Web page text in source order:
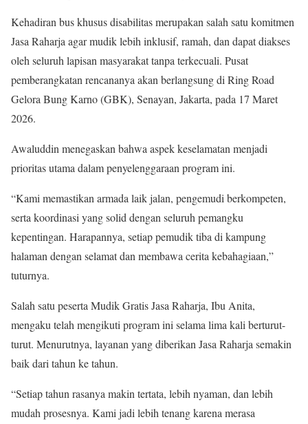
Kehadiran bus khusus disabilitas merupakan salah satu komitmen
Jasa Raharja agar mudik lebih inklusif, ramah, dan dapat diakses
oleh seluruh lapisan masyarakat tanpa terkecuali. Pusat
pemberangkatan rencananya akan berlangsung di Ring Road
Gelora Bung Karno (GBK), Senayan, Jakarta, pada 17 Maret
2026.
Awaluddin menegaskan bahwa aspek keselamatan menjadi
prioritas utama dalam penyelenggaraan program ini.
“Kami memastikan armada laik jalan, pengemudi berkompeten,
serta koordinasi yang solid dengan seluruh pemangku
kepentingan. Harapannya, setiap pemudik tiba di kampung
halaman dengan selamat dan membawa cerita kebahagiaan,”
tuturnya.
Salah satu peserta Mudik Gratis Jasa Raharja, Ibu Anita,
mengaku telah mengikuti program ini selama lima kali berturut-
turut. Menurutnya, layanan yang diberikan Jasa Raharja semakin
baik dari tahun ke tahun.
“Setiap tahun rasanya makin tertata, lebih nyaman, dan lebih
mudah prosesnya. Kami jadi lebih tenang karena merasa